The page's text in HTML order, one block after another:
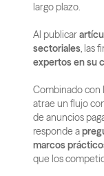
largo plazo.
Al publicar
sectoriales
expertos en su
Combinado con
atrae un flujo
de anuncios
responde a
marcos
que los